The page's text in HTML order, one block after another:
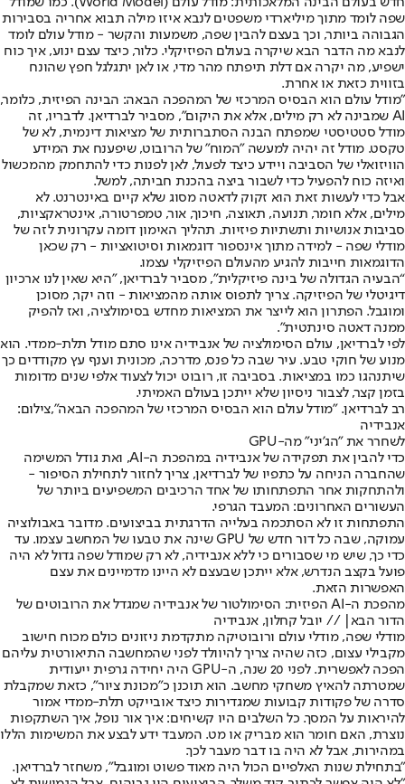
שפה לומד מתוך מיליארדי משפטים לנבא איזו מילה תבוא אחריה בסבירות
הגבוהה ביותר, וכך בעצם להבין שפה, משמעות והקשר - מודל עולם לומד
לנבא מה הדבר הבא שיקרה בעולם הפיזיקלי. כלור, כיצד עצם ינוע, איך כוח
ישפיע, מה יקרה אם דלת תיפתח מהר מדי, או לאן יתגלגל חפץ שהונח
בזווית כזאת או אחרת.
"מודל עולם הוא הבסיס המרכזי של המהפכה הבאה: הבינה הפיזית, כלומר,
AI שמבינה לא רק מילים, אלא את היקום", מסביר לברדיאן. לדבריו, זה
מודל סטטיסטי שמפתח הבנה הסתברותית של מציאות דינמית, לא של
טקסט. מודל זה יהיה למעשה "המוח" של הרובוט, שיפענח את המידע
הוויזואלי של הסביבה ויידע כיצד לפעול, לאן לפנות כדי להתחמק מהמכשול
ואיזה כוח להפעיל כדי לשבור ביצה בהכנת חביתה, למשל.
אבל כדי לעשות זאת הוא זקוק לדאטה מסוג שלא קיים באינטרנט. לא
מילים, אלא חומר, תנועה, תאוצה, חיכוך, אור, טמפרטורה, אינטראקציות,
סביבות אנושיות ותשתיות פיזיות. תהליך האימון דומה עקרונית לזה של
מודלי שפה - למידה מתוך אינספור דוגמאות וסיטואציות - רק שכאן
הדוגמאות חייבות להגיע מהעולם הפיזיקלי עצמו.
“הבעיה הגדולה של בינה פיזיקלית", מסביר לברדיאן, "היא שאין לנו ארכיון
דיגיטלי של הפיזיקה. צריך לתפוס אותה מהמציאות - וזה יקר, מסוכן
ומוגבל. הפתרון הוא לייצר את המציאות מחדש בסימולציה, ואז להפיק
ממנה דאטה סינתטית".
לפי לברדיאן, עולם הסימולציה של אנבידיה אינו סתם מודל תלת-ממדי. הוא
מנוע של חוקי טבע. עיר שבה כל פנס, מדרכה, מכונית וענף עץ מקודדים כך
שיתנהגו כמו במציאות. בסביבה זו, רובוט יכול לצעוד אלפי שנים מדומות
בזמן קצר, לצבור ניסיון שלא ייתכן בעולם האמיתי.
רב לברדיאן. "מודל עולם הוא הבסיס המרכזי של המהפכה הבאה",צילום:
אנבידיה
לשחרר את "הג'יני" מה-GPU
כדי להבין את תפקידה של אנבידיה במהפכת ה-AI, ואת גודל המשימה
שהחברה הניחה על כתפיו של לברדיאן, צריך לחזור לתחילת הסיפור -
ולהתחקות אחר התפתחותו של אחד הרכיבים המשפיעים ביותר של
העשורים האחרונים: המעבד הגרפי.
התפתחות זו לא הסתכמה בעלייה הדרגתית בביצועים. מדובר באבולוציה
עמוקה, שבה כל דור חדש של GPU שינה את טבעו של המחשב עצמו. עד
כדי כך, שיש מי שסבורים כי ללא אנבידיה, לא רק שמודל שפה גדול לא היה
פועל בקצב הנדרש, אלא ייתכן שבעצם לא היינו מדמיינים את עצם
האפשרות הזאת.
מהפכת ה-AI הפיזית: הסימולטור של אנבידיה שמגדל את הרובוטים של
הדור הבא| // יובל קחלון, אנבידיה
מודלי שפה, מודלי עולם ורובוטיקה מתקדמת ניזונים כולם מכוח חישוב
מקבילי עצום, כזה שהיה צריך להיוולד לפני שהמחשבה התיאורטית עליהם
הפכה לאפשרית. לפני 20 שנה, ה-GPU היה יחידה גרפית ייעודית
שמטרתה להאיץ משחקי מחשב. הוא תוכנן כ"מכונת ציור", כזאת שמקבלת
סדרה של פקודות קבועות שמגדירות כיצד אובייקט תלת-ממדי אמור
להיראות על המסך. כל השלבים היו קשיחים: איך אור נופל, איך השתקפות
נוצרת, האם חומר הוא מבריק או מט. המעבד ידע לבצע את המשימות הללו
במהירות, אבל לא היה בו דבר מעבר לכך.
"בתחילת שנות האלפיים הכול היה מאוד פשוט ומוגבל", משחזר לברדיאן.